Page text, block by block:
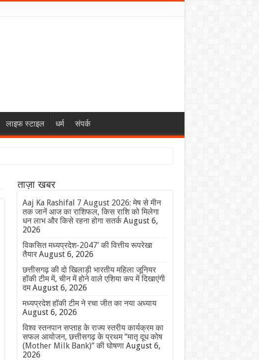
लाइफ स्टाइल धर्म संपर्क
ताज़ा खबर
Aaj Ka Rashifal 7 August 2026: मेष से मीन
तक जानें आज का राशिफल, किस राशि को मिलेगा
धन लाभ और किसे रहना होगा सतर्क August 6,
2026
विकसित मध्यप्रदेश-2047’ की वित्तीय रूपरेखा
तैयार August 6, 2026
छत्तीसगढ़ की दो खिलाड़ी भारतीय महिला जूनियर
हॉकी टीम में, चीन में होने वाले एशिया कप में दिखाएंगी
दम August 6, 2026
मध्यप्रदेश हॉकी टीम ने रचा जीत का नया अध्याय
August 6, 2026
विश्व स्तनपान सप्ताह के राज्य स्तरीय कार्यक्रम का
सफल आयोजन, छत्तीसगढ़ के प्रथम “मातृ दूध कोष
(Mother Milk Bank)” की घोषणा August 6,
2026